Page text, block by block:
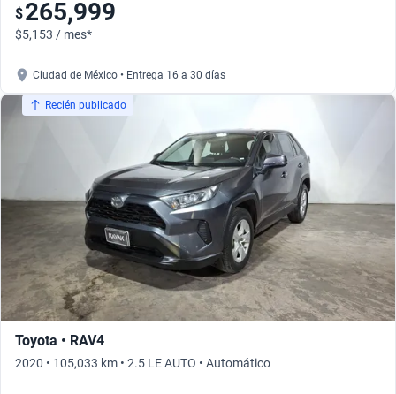
$265,999
$5,153 / mes*
Ciudad de México • Entrega 16 a 30 días
Recién publicado
Toyota • RAV4
2020 • 105,033 km • 2.5 LE AUTO • Automático